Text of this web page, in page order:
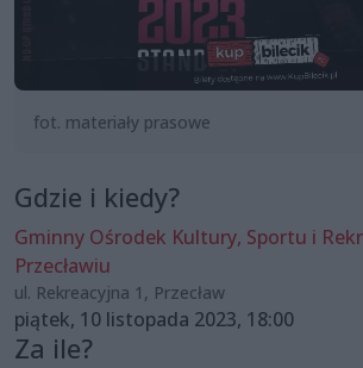
fot. materiały prasowe
Gdzie i kiedy?
Gminny Ośrodek Kultury, Sportu i
Przecławiu
ul. Rekreacyjna 1, Przecław
piątek, 10 listopada 2023, 18:00
Za ile?